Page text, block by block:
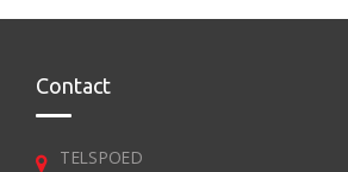
Contact
TELSPOED